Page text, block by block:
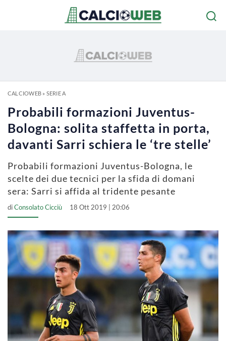
CALCIOWEB» SERIE A
Probabili formazioni Juventus-
Bologna: solita staffetta in porta,
davanti Sarri schiera le ‘tre stelle’
Probabili formazioni Juventus-Bologna, le
scelte dei due tecnici per la sfida di domani
sera: Sarri si affida al tridente pesante
diConsolato Cicciù 18 Ott 2019 | 20:06